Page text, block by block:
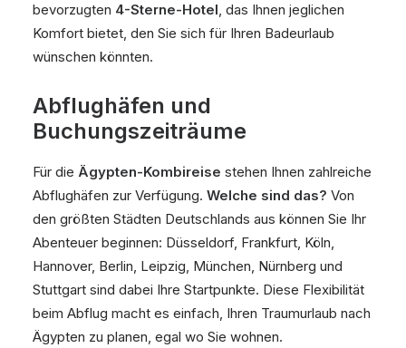
bevorzugten 4-Sterne-Hotel, das Ihnen jeglichen
Komfort bietet, den Sie sich für Ihren Badeurlaub
wünschen könnten.
Abflughäfen und
Buchungszeiträume
Für die Ägypten-Kombireise stehen Ihnen zahlreiche
Abflughäfen zur Verfügung. Welche sind das? Von
den größten Städten Deutschlands aus können Sie Ihr
Abenteuer beginnen: Düsseldorf, Frankfurt, Köln,
Hannover, Berlin, Leipzig, München, Nürnberg und
Stuttgart sind dabei Ihre Startpunkte. Diese Flexibilität
beim Abflug macht es einfach, Ihren Traumurlaub nach
Ägypten zu planen, egal wo Sie wohnen.